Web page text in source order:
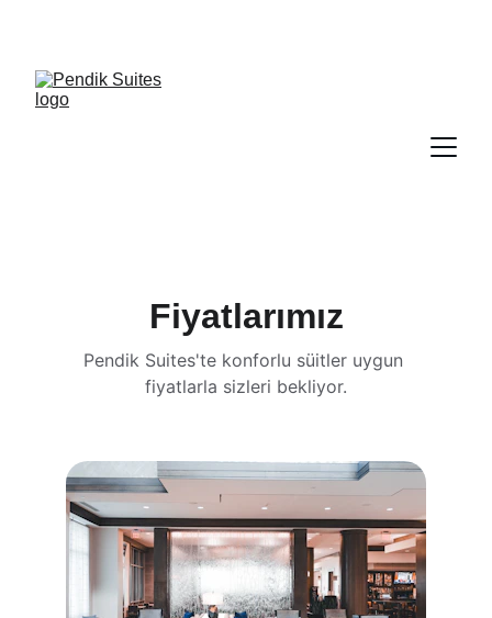
Fiyatlarımız
Pendik Suites'te konforlu süitler uygun
fiyatlarla sizleri bekliyor.